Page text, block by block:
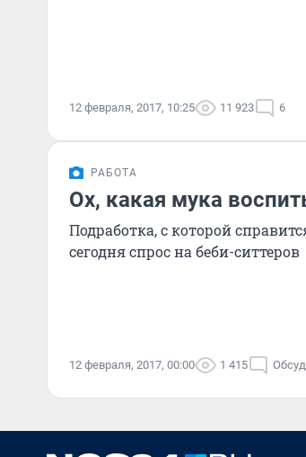
12 февраля, 2017, 10:25 11 923 6
РАБОТА
Ох, какая мука
Подработка, с которой
сегодня спрос на беби-ситтеров
12 февраля, 2017, 00:00 1 415